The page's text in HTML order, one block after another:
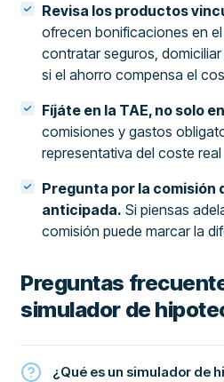
Revisa los productos
ofrecen bonificaciones en
contratar seguros,
si el ahorro compensa el
Fíjáte en la TAE, no solo
comisiones y gastos
representativa del coste real
Pregunta por la comisión
anticipada. Si piensas
comisión puede marcar la
Preguntas
simulador de
¿Qué es un simulador de